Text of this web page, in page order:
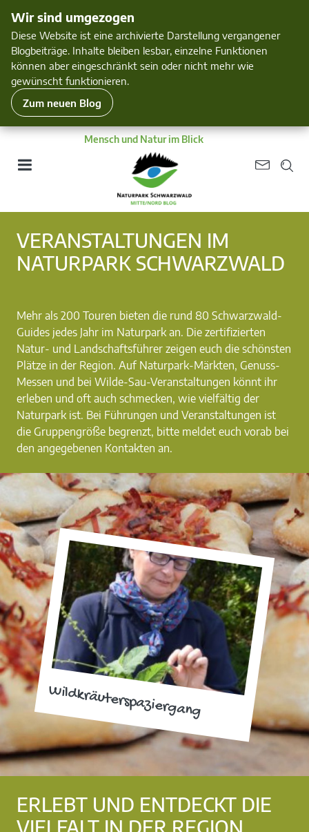
Wir sind umgezogen
Diese Website ist eine archivierte Darstellung vergangener
Blogbeiträge. Inhalte bleiben lesbar, einzelne Funktionen
können aber eingeschränkt sein oder nicht mehr wie
gewünscht funktionieren.
Zum neuen Blog
Mensch und Natur im Blick
Wildkräuterspaziergang
VERANSTALTUNGEN IM
NATURPARK SCHWARZWALD
Mehr als 200 Touren bieten die rund 80 Schwarzwald-
Guides jedes Jahr im Naturpark an. Die zertifizierten
Natur- und Landschaftsführer zeigen euch die schönsten
Plätze in der Region. Auf Naturpark-Märkten, Genuss-
Messen und bei Wilde-Sau-Veranstaltungen könnt ihr
erleben und oft auch schmecken, wie vielfältig der
Naturpark ist. Bei Führungen und Veranstaltungen ist
die Gruppengröße begrenzt, bitte meldet euch vorab bei
den angegebenen Kontakten an.
ERLEBT UND ENTDECKT DIE
VIELFALT IN DER REGION